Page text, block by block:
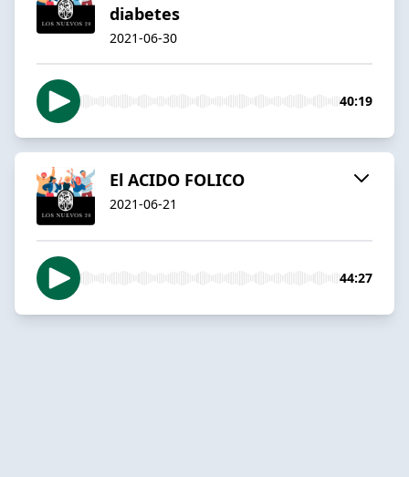
diabetes
2021-06-30
40:19
El ACIDO FOLICO
2021-06-21
44:27